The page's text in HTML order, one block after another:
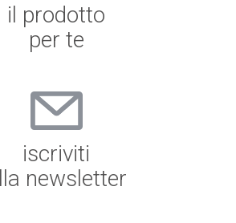
il prodotto
per te
iscriviti
newsletter